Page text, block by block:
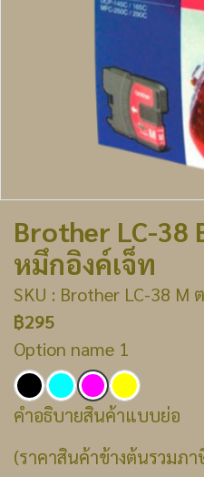
Brother LC-38
หมึกอิงค์เจ็ท
SKU : Brother LC-38 M
฿295
Option name 1
คำอธิบายสินค้าแบบย่อ
(ราคาสินค้าข้างต้นรวมภ